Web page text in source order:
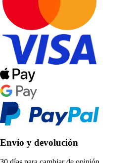
Envío y devolución